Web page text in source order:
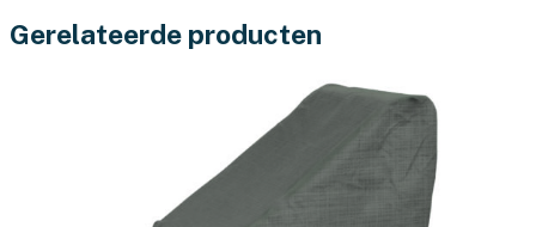
Gerelateerde producten